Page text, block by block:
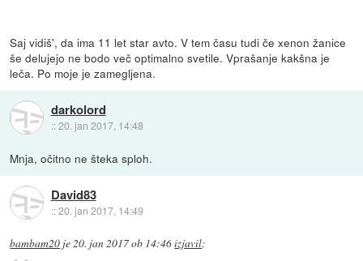
Saj vidiš', da ima 11 let star avto. V tem času tudi če xenon žanice
še delujejo ne bodo več optimalno svetile. Vprašanje kakšna je
leča. Po moje je zamegljena.
darkolord
::20. jan 2017, 14:48
Mnja, očitno ne šteka sploh.
David83
::20. jan 2017, 14:49
bambam20 je 20. jan 2017 ob 14:46izjavil: